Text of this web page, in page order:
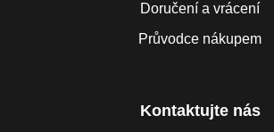
Doručení a vrácení
Průvodce nákupem
Kontaktujte nás